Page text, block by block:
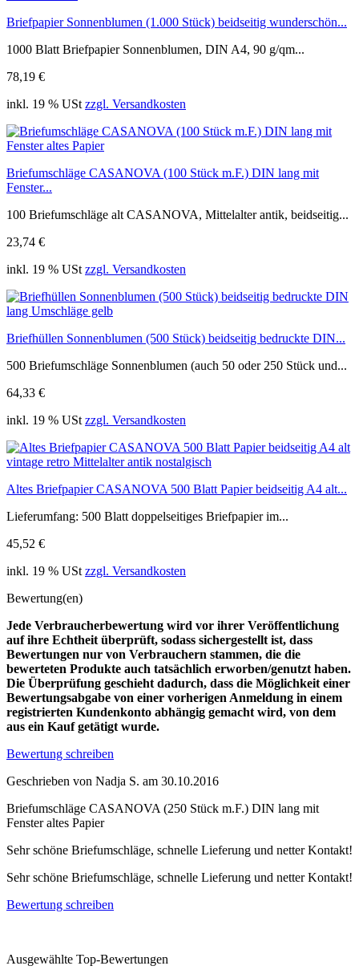
Briefpapier Sonnenblumen (1.000 Stück) beidseitig wunderschön...
1000 Blatt Briefpapier Sonnenblumen, DIN A4, 90 g/qm...
78,19 €
inkl. 19 % USt zzgl. Versandkosten
Briefumschläge CASANOVA (100 Stück m.F.) DIN lang mit
Fenster...
100 Briefumschläge alt CASANOVA, Mittelalter antik, beidseitig...
23,74 €
inkl. 19 % USt zzgl. Versandkosten
Briefhüllen Sonnenblumen (500 Stück) beidseitig bedruckte DIN...
500 Briefumschläge Sonnenblumen (auch 50 oder 250 Stück und...
64,33 €
inkl. 19 % USt zzgl. Versandkosten
Altes Briefpapier CASANOVA 500 Blatt Papier beidseitig A4 alt...
Lieferumfang: 500 Blatt doppelseitiges Briefpapier im...
45,52 €
inkl. 19 % USt zzgl. Versandkosten
Bewertung(en)
Jede Verbraucherbewertung wird vor ihrer Veröffentlichung
auf ihre Echtheit überprüft, sodass sichergestellt ist, dass
Bewertungen nur von Verbrauchern stammen, die die
bewerteten Produkte auch tatsächlich erworben/genutzt haben.
Die Überprüfung geschieht dadurch, dass die Möglichkeit einer
Bewertungsabgabe von einer vorherigen Anmeldung in einem
registrierten Kundenkonto abhängig gemacht wird, von dem
aus ein Kauf getätigt wurde.
Bewertung schreiben
Geschrieben von Nadja S. am 30.10.2016
Briefumschläge CASANOVA (250 Stück m.F.) DIN lang mit
Fenster altes Papier
Sehr schöne Briefumschläge, schnelle Lieferung und netter Kontakt!
Sehr schöne Briefumschläge, schnelle Lieferung und netter Kontakt!
Bewertung schreiben
Ausgewählte Top-Bewertungen